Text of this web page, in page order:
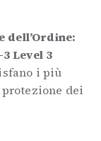
dell’Ordine:
Level 3
i più
dei